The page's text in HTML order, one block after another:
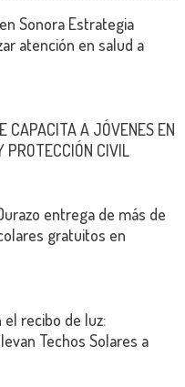
Sonora Estrategia
atención en salud a
CAPACITA A JÓVENES EN
PROTECCIÓN CIVIL
entrega de más de
gratuitos en
recibo de luz:
Techos Solares a